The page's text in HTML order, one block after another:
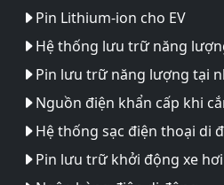
Pin Lithium-ion cho EV
Hệ thống lưu trữ năng
Pin lưu trữ năng lượng tại
Nguồn điện khẩn cấp khi
Hệ thống sạc điện thoại di
Pin lưu trữ khởi động xe hơi